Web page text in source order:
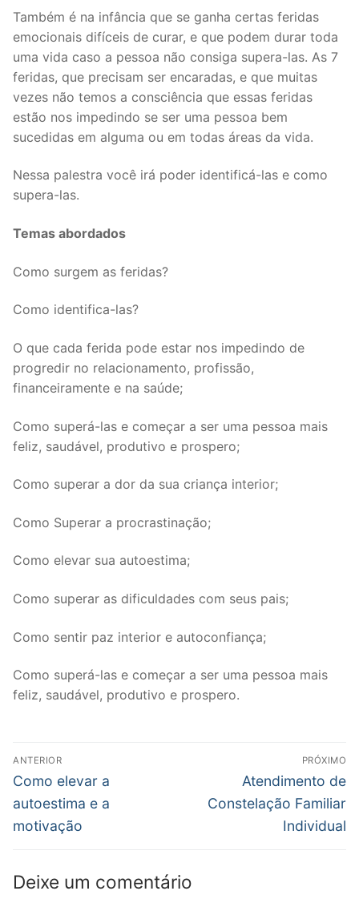
Também é na infância que se ganha certas feridas
emocionais difíceis de curar, e que podem durar toda
uma vida caso a pessoa não consiga supera-las. As 7
feridas, que precisam ser encaradas, e que muitas
vezes não temos a consciência que essas feridas
estão nos impedindo se ser uma pessoa bem
sucedidas em alguma ou em todas áreas da vida.
Nessa palestra você irá poder identificá-las e como
supera-las.
Temas abordados
Como surgem as feridas?
Como identifica-las?
O que cada ferida pode estar nos impedindo de
progredir no relacionamento, profissão,
financeiramente e na saúde;
Como superá-las e começar a ser uma pessoa mais
feliz, saudável, produtivo e prospero;
Como superar a dor da sua criança interior;
Como Superar a procrastinação;
Como elevar sua autoestima;
Como superar as dificuldades com seus pais;
Como sentir paz interior e autoconfiança;
Como superá-las e começar a ser uma pessoa mais
feliz, saudável, produtivo e prospero.
Navegação
de
Post
ANTERIOR
Post
anterior:
Como elevar a
autoestima e a
motivação
PRÓXIMO
Próximo
post:
Atendimento de
Constelação Familiar
Individual
Deixe um comentário